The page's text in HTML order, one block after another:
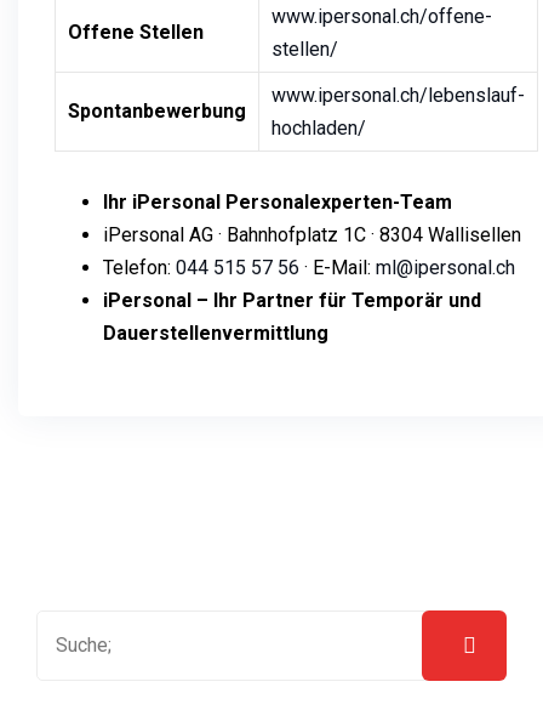
Offene Stellen
www.ipersonal.ch/offene-
stellen/
Spontanbewerbung
www.ipersonal.ch/lebenslauf-
hochladen/
Ihr iPersonal Personalexperten-Team
iPersonal AG · Bahnhofplatz 1C · 8304 Wallisellen
Telefon: 044 515 57 56 · E-Mail: ml@ipersonal.ch
iPersonal – Ihr Partner für Temporär und
Dauerstellenvermittlung